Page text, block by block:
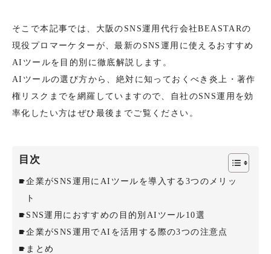
そこで本記事では、大阪のSNS運用代行会社BEASTARの
現役プロマーケターが、最新のSNS運用に使えるおすすめ
AIツールを目的別に徹底解説します。
AIツールの選び方から、絶対に知っておくべき炎上・著作
権リスクまでを網羅していますので、自社のSNS運用を効
率化したい方はぜひ最後までご覧ください。
目次
企業がSNS運用にAIツールを導入する3つのメリッ
ト
SNS運用におすすめの目的別AIツール10選
企業がSNS運用でAIを活用する際の3つの注意点
まとめ